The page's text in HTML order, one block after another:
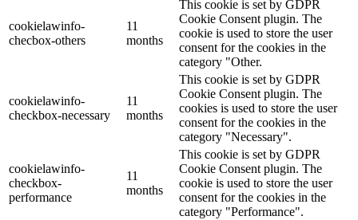
cookielawinfo-
checbox-others
11
months
This cookie is set by GDPR
Cookie Consent plugin. The
cookie is used to store the user
consent for the cookies in the
category "Other.
cookielawinfo-
checkbox-necessary
11
months
This cookie is set by GDPR
Cookie Consent plugin. The
cookies is used to store the user
consent for the cookies in the
category "Necessary".
cookielawinfo-
checkbox-
performance
11
months
This cookie is set by GDPR
Cookie Consent plugin. The
cookie is used to store the user
consent for the cookies in the
category "Performance".